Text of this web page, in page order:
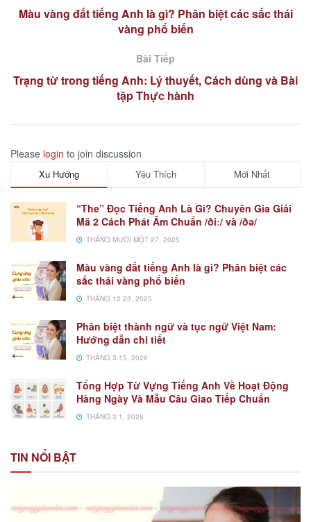
Màu vàng đất tiếng Anh là gì? Phân biệt các sắc thái
vàng phổ biến
Bài Tiếp
Trạng từ trong tiếng Anh: Lý thuyết, Cách dùng và Bài
tập Thực hành
Please login to join discussion
Xu Hướng Yêu Thích Mới Nhất
“The” Đọc Tiếng Anh Là Gì? Chuyên Gia Giải
Mã 2 Cách Phát Âm Chuẩn /ðiː/ và /ðə/
THÁNG MƯỜI MỘT 27, 2025
Màu vàng đất tiếng Anh là gì? Phân biệt các
sắc thái vàng phổ biến
THÁNG 12 23, 2025
Phân biệt thành ngữ và tục ngữ Việt Nam:
Hướng dẫn chi tiết
THÁNG 3 15, 2026
Tổng Hợp Từ Vựng Tiếng Anh Về Hoạt Động
Hàng Ngày Và Mẫu Câu Giao Tiếp Chuẩn
THÁNG 3 1, 2026
TIN NỔI BẬT